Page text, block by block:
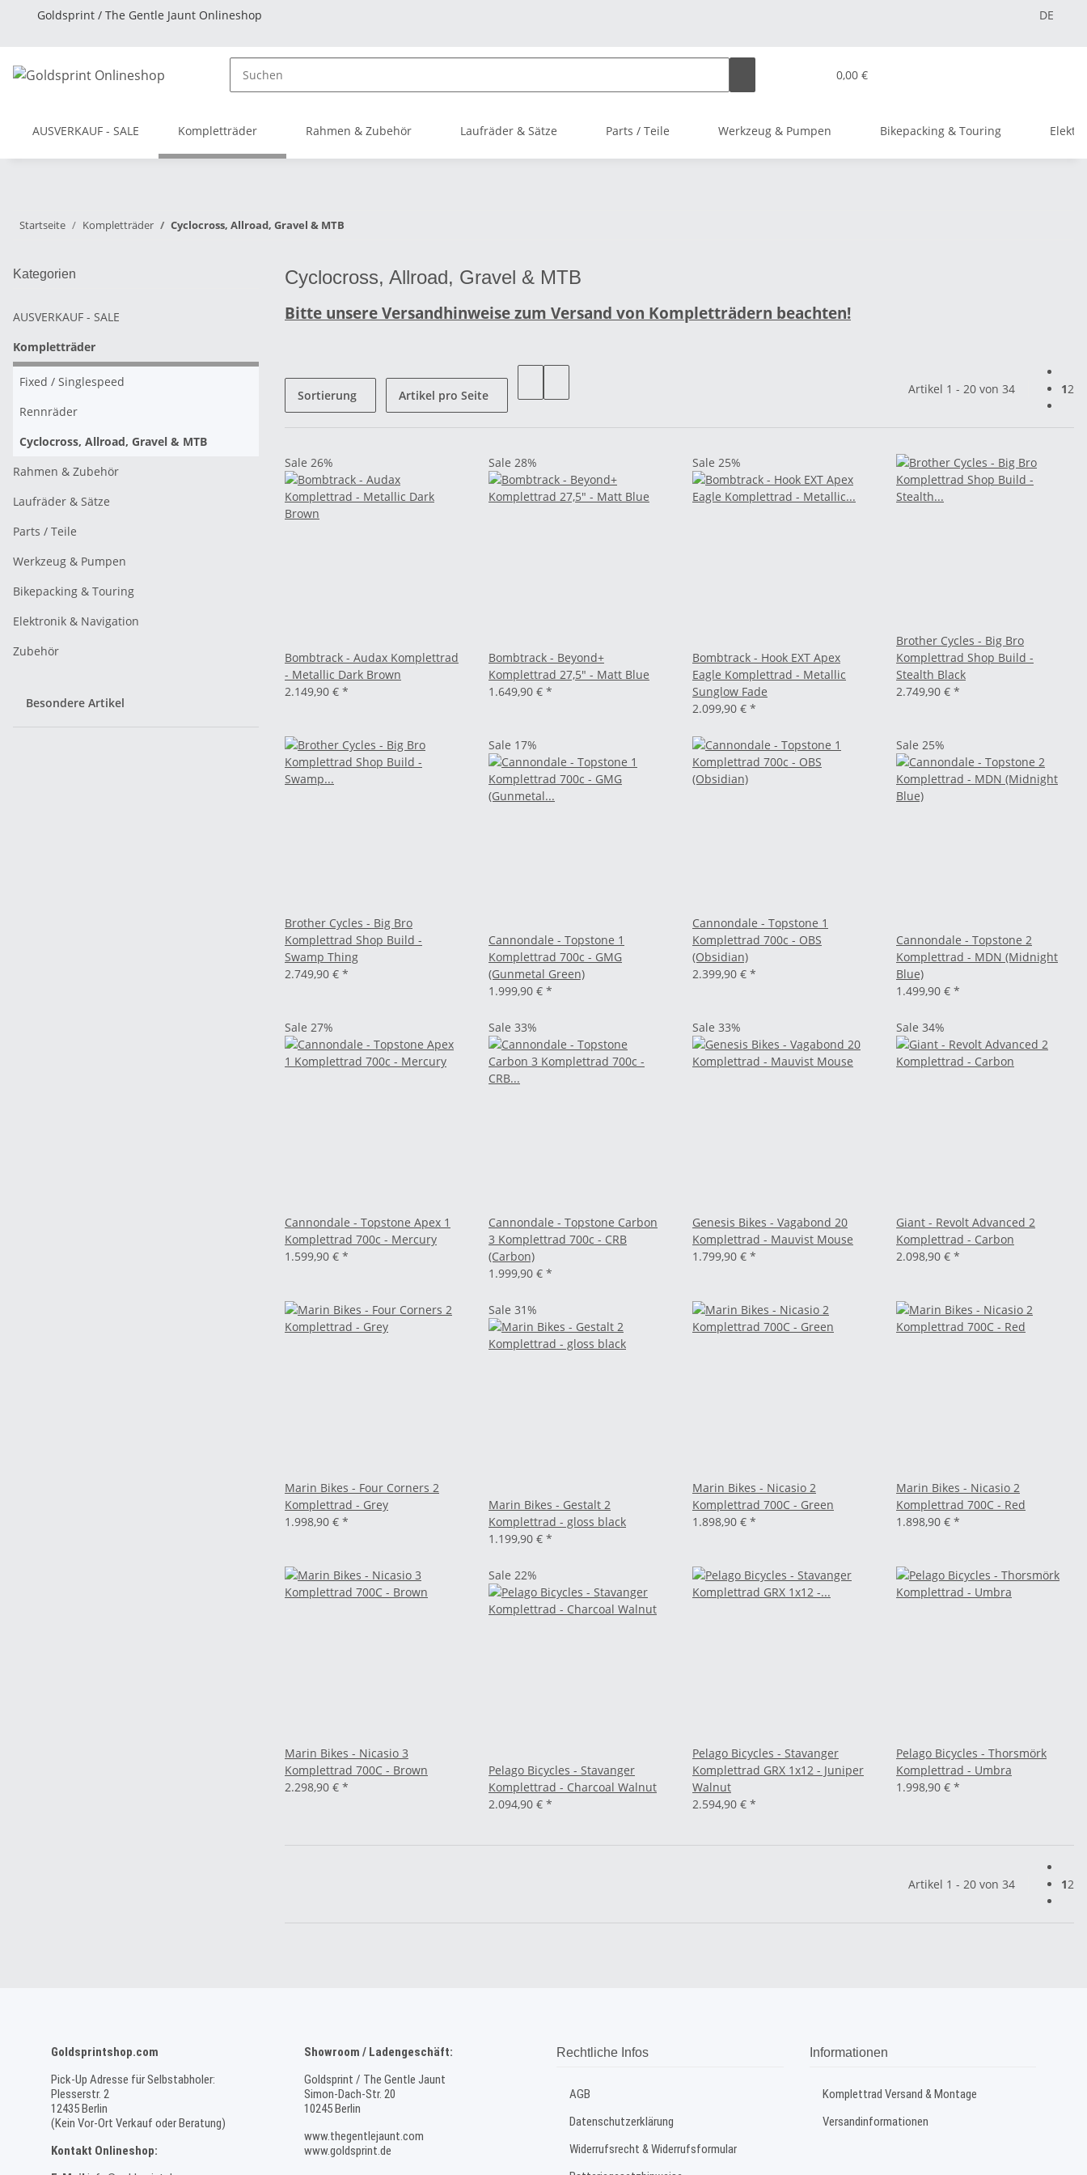
DE
Goldsprint / The Gentle Jaunt Onlineshop
0,00 €
AUSVERKAUF - SALE Kompletträder Rahmen & Zubehör Laufräder & Sätze Parts / Teile Werkzeug & Pumpen Bikepacking & Touring
Startseite Kompletträder Cyclocross, Allroad, Gravel & MTB
Cyclocross, Allroad, Gravel & MTB
Bitte unsere Versandhinweise zum Versand von Kompletträdern beachten!
Sortierung Artikel pro Seite Artikel 1 - 20 von 34 12
Sale 26%
Bombtrack - Audax Komplettrad
- Metallic Dark Brown
2.149,90 € *
Sale 28%
Bombtrack - Beyond+
Komplettrad 27,5" - Matt Blue
1.649,90 € *
Sale 25%
Bombtrack - Hook EXT Apex
Eagle Komplettrad - Metallic
Sunglow Fade
2.099,90 € *
Brother Cycles - Big Bro
Komplettrad Shop Build -
Stealth Black
2.749,90 € *
Brother Cycles - Big Bro
Komplettrad Shop Build -
Swamp Thing
2.749,90 € *
Sale 17%
Cannondale - Topstone 1
Komplettrad 700c - GMG
(Gunmetal Green)
1.999,90 € *
Cannondale - Topstone 1
Komplettrad 700c - OBS
(Obsidian)
2.399,90 € *
Sale 25%
Cannondale - Topstone 2
Komplettrad - MDN (Midnight
Blue)
1.499,90 € *
Sale 27%
Cannondale - Topstone Apex 1
Komplettrad 700c - Mercury
1.599,90 € *
Sale 33%
Cannondale - Topstone Carbon
3 Komplettrad 700c - CRB
(Carbon)
1.999,90 € *
Sale 33%
Genesis Bikes - Vagabond 20
Komplettrad - Mauvist Mouse
1.799,90 € *
Sale 34%
Giant - Revolt Advanced 2
Komplettrad - Carbon
2.098,90 € *
Marin Bikes - Four Corners 2
Komplettrad - Grey
1.998,90 € *
Sale 31%
Marin Bikes - Gestalt 2
Komplettrad - gloss black
1.199,90 € *
Marin Bikes - Nicasio 2
Komplettrad 700C - Green
1.898,90 € *
Marin Bikes - Nicasio 2
Komplettrad 700C - Red
1.898,90 € *
Marin Bikes - Nicasio 3
Komplettrad 700C - Brown
2.298,90 € *
Sale 22%
Pelago Bicycles - Stavanger
Komplettrad - Charcoal Walnut
2.094,90 € *
Pelago Bicycles - Stavanger
Komplettrad GRX 1x12 - Juniper
Walnut
2.594,90 € *
Pelago Bicycles - Thorsmörk
Komplettrad - Umbra
1.998,90 € *
Artikel 1 - 20 von 34 12
Kategorien
AUSVERKAUF - SALE
Kompletträder
Fixed / Singlespeed
Rennräder
Cyclocross, Allroad, Gravel & MTB
Rahmen & Zubehör
Laufräder & Sätze
Parts / Teile
Werkzeug & Pumpen
Bikepacking & Touring
Elektronik & Navigation
Zubehör
Besondere Artikel
Goldsprintshop.com
Pick-Up Adresse für Selbstabholer:
Plesserstr. 2
12435 Berlin
(Kein Vor-Ort Verkauf oder Beratung)
Kontakt Onlineshop:
Showroom / Ladengeschäft:
Goldsprint / The Gentle Jaunt
Simon-Dach-Str. 20
10245 Berlin
www.thegentlejaunt.com
www.goldsprint.de
Rechtliche Infos
AGB
Datenschutzerklärung
Widerrufsrecht & Widerrufsformular
Informationen
Komplettrad Versand & Montage
Versandinformationen